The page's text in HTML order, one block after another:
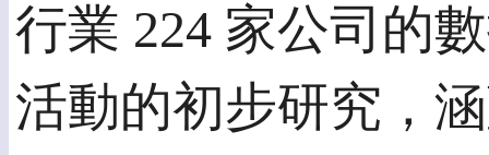
行業 224 家公司的
活動的初步研究，